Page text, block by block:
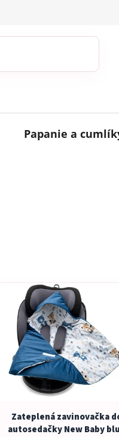
Papanie a
Zateplená zavinovačka
autosedačky New Baby